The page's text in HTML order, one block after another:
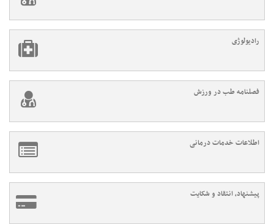
رادیولوژی
فصلنامه طب در ورزش
اطلاعات خدمات درمانی
پیشنهاد، انتقاد و شکایت